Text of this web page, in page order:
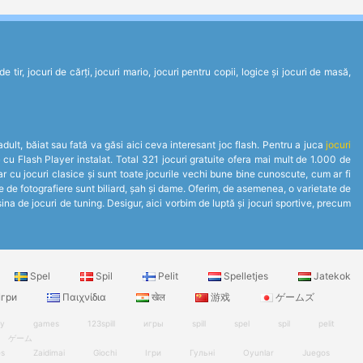
tir, jocuri de cărți, jocuri mario, jocuri pentru copii, logice și jocuri de masă,
băiat sau fată va găsi aici ceva interesant joc flash. Pentru a juca jocuri
Flash Player instalat. Total 321 jocuri gratuite ofera mai mult de 1.000 de
cu jocuri clasice și sunt toate jocurile vechi bune bine cunoscute, cum ar fi
fotografiere sunt biliard, șah și dame. Oferim, de asemenea, o varietate de
de jocuri de tuning. Desigur, aici vorbim de luptă și jocuri sportive, precum
Spel Spil Pelit Spelletjes
Jatekok
Παιχνίδια खेल 游戏 ゲームズ
games 123spill игры spill spel spil
pelit
ゲーム
Zaidimai Giochi Ігри Гульні Oyunlar
Juegos